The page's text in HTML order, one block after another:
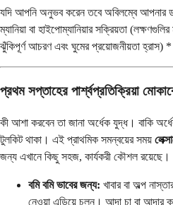
যদি আপনি অনুভব করেন তবে অবিলম্বে আপনার
ম্যানিয়া বা হাইপোম্যানিয়ার সক্রিয়তা
ঝুঁকিপূর্ণ আচরণ এবং ঘুমের প্রয়োজনীয়তা হ্রাস)
প্রথম সপ্তাহের পার্শ্বপ্রতিক্রিয়া
কী আশা করবেন তা জানা অর্ধেক যুদ্ধ। বাকি
টুলকিট থাকা। এই প্রাথমিক সমন্বয়ের সময়
জন্য এখানে কিছু সহজ, কার্যকরী কৌশল রয়েছে।
বমি বমি ভাবের জন্য: খাবার বা অল্প
নেওয়া এড়িয়ে চলুন। আদা চা বা আদার